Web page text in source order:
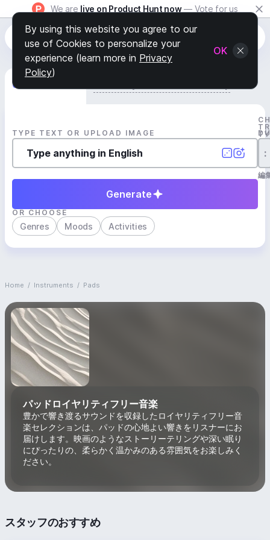
We are live on Product Hunt now — Vote for us
Generate Track
TYPE TEXT OR UPLOAD IMAGE
:
編
Generate
OR CHOOSE
Genres Moods Activities
Home / Instruments / Pads
パッドロイヤリティフリー音楽
豊かで響き渡るサウンドを収録したロイヤリティフリー音
楽セレクションは、パッドの心地よい響きをリスナーにお
届けします。映画のようなストーリーテリングや深い眠り
にぴったりの、柔らかく温かみのある雰囲気をお楽しみく
ださい。
スタッフのおすすめ
By using this website you agree to our
use of Cookies to personalize your
experience (learn more in Privacy
Policy)
OK